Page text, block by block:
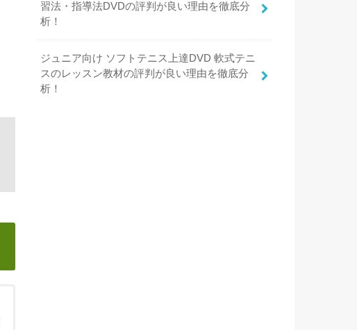
習法・指導法DVDの評判が良い理由を徹底分
析！
ジュニア向け ソフトテニス上達DVD 軟式テニ
スのレッスン教材の評判が良い理由を徹底分
析！